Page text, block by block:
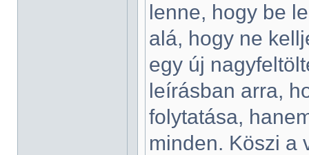
lenne, hogy be
alá, hogy ne
egy új
leírásban arra,
folytatása,
minden. Köszi a